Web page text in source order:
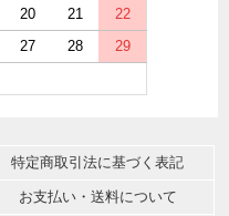
20 21
22
27 28
29
特定商取引法に基づく表記
お支払い・送料について